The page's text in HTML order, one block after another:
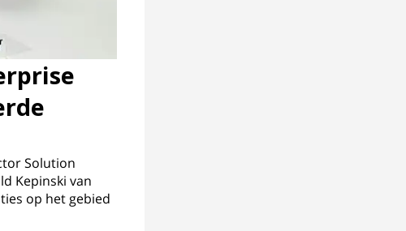
Solution
Kepinski van
op het gebied